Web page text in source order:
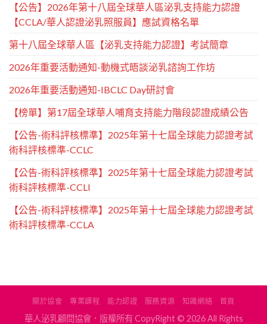
【公告】2026年第十八屆全球華人區泌乳支持能力認證
【CCLA/華人認證泌乳照服員】應試資格名單
第十八屆全球華人區【泌乳支持能力認證】考試簡章
2026年重要活動通知-動機式晤談泌乳諮詢工作坊
2026年重要活動通知-IBCLC Day研討會
【榜單】第17屆全球華人哺育支持能力階段認證成績公告
【公告-術科評核標準】2025年第十七屆全球能力認證考試
術科評核標準-CCLC
【公告-術科評核標準】2025年第十七屆全球能力認證考試
術科評核標準-CCLI
【公告-術科評核標準】2025年第十七屆全球能力認證考試
術科評核標準-CCLA
關於協會 專業課程 能力認證 服務資源 知識網絡 首頁
華人泌乳顧問協會．版權所有 CopyRight © 2026 All Rights